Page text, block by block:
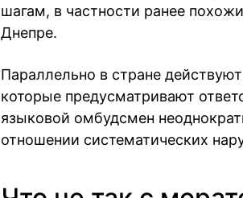
шагам, в частности ранее
Днепре.
Параллельно в стране
которые предусматривают
языковой омбудсмен
отношении систематических